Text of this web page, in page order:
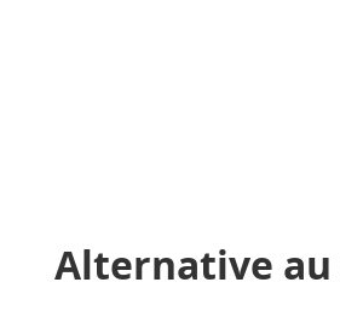
Alternative au